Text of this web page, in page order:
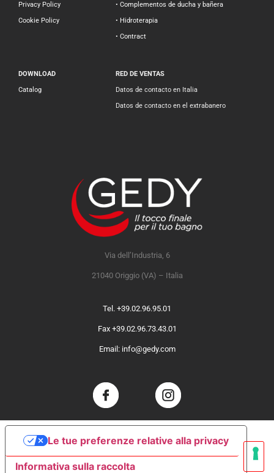
Privacy Policy
Cookie Policy
• Complementos de ducha y bañera
• Hidroterapia
• Contract
DOWNLOAD
Catalog
RED DE VENTAS
Datos de contacto en Italia
Datos de contacto en el extrabanero
Via dell’Industria, 6
21040 Origgio (VA) – Italia
Tel. +39.02.96.95.01
Fax +39.02.96.73.43.01
Email: info@gedy.com
Informativa sulla raccolta
Le tue preferenze relative alla privacy